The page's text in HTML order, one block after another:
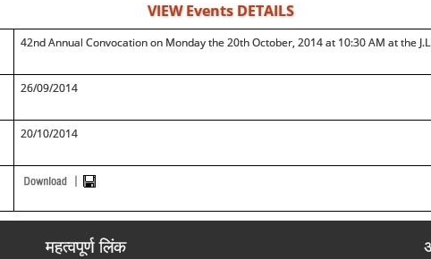
VIEW Events DETAILS
42nd Annual Convocation on Monday the 20th October, 2014 at 10:30 AM at the
26/09/2014
20/10/2014
महत्वपूर्ण लिंक